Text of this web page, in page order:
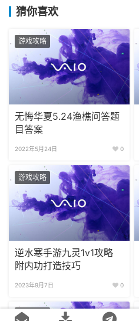
猜你喜欢
游戏攻略
无悔华夏5.24渔樵问答题
目答案
2022年5月24日 0
游戏攻略
逆水寒手游九灵1v1攻略
附内功打造技巧
2023年9月7日 0
游戏攻略